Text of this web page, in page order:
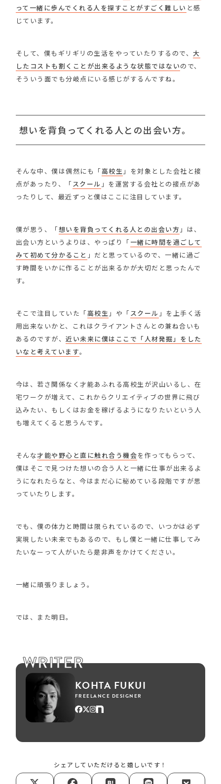
って一緒に歩んでくれる人を探すことがすごく難しい と感
じています。
そして、僕もギリギリの生活をやっていたりするので、大
したコストも割くことが出来るような状態ではないので、
そういう面でも分岐点にいる感じがするんですね。
想いを背負ってくれる人との出会い方。
そんな中、僕は偶然にも「高校生 」を対象とした会社と接
点があったり、「 スクール 」を運営する会社との接点があ
ったりして、最近ずっと僕はここに注目しています。
僕が思う、「想いを背負ってくれる人との出会い方 」は、
出会い方というよりは、やっぱり「一緒に時間を過ごして
みて初めて分かること 」だと思っているので、一緒に過ご
す時間をいかに作ることが出来るかが大切だと思ったんで
す。
そこで注目していた「高校生 」や「 スクール 」を上手く活
用出来ないかと、これはクライアントさんとの兼ね合いも
あるのですが、近い未来に僕はここで「人材発掘」をした
いなと考えています。
今は、若さ関係なく才能あふれる高校生が沢山いるし、在
宅ワークが増えて、これからクリエイティブの世界に飛び
込みたい、もしくはお金を稼げるようになりたいという人
も増えてくると思うんです。
そんな才能や野心と直に触れ合う機会を作ってもらって、
僕はそこで見つけた想いの合う人と一緒に仕事が出来るよ
うになれたらなと、今はまだ心に秘めている段階ですが思
っていたりします。
でも、僕の体力と時間は限られているので、いつかは必ず
実現したい未来でもあるので、もし僕と一緒に仕事してみ
たいなーって人がいたら是非声をかけてください。
一緒に頑張りましょう。
では、また明日。
WRITER
KOHTA FUKUI
FREELANCE DESIGNER
シェアしていただけると嬉しいです！